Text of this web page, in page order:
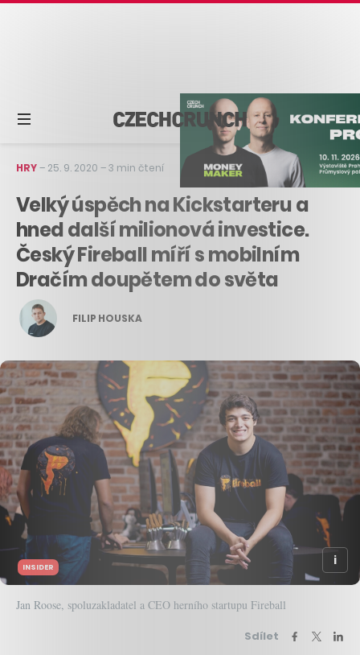
HRY– 25. 9. 2020 –3 min čtení
Velký úspěch na Kickstarteru a
hned další milionová investice.
Český Fireball míří s mobilním
Dračím doupětem do světa
FILIP HOUSKA
INSIDER
Jan Roose, spoluzakladatel a CEO herního startupu Fireball
Sdílet